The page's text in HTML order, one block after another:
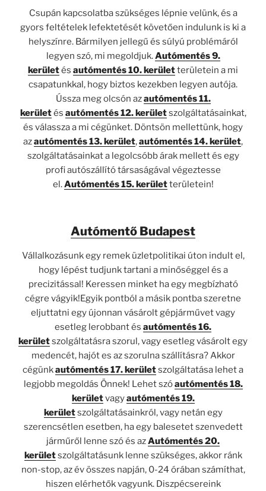
Csupán kapcsolatba szükséges lépnie velünk, és a
gyors feltételek lefektetését követően indulunk is ki a
helyszínre. Bármilyen jellegű és súlyú problémáról
legyen szó, mi megoldjuk.Autómentés 9.
kerületés autómentés 10. kerületterületein a mi
csapatunkkal, hogy biztos kezekben legyen autója.
Ússza meg olcsón azautómentés 11.
kerületés autómentés 12. kerületszolgáltatásainkat,
és válassza a mi cégünket. Döntsön mellettünk, hogy
azautómentés 13. kerület,autómentés 14. kerület,
szolgáltatásainkat a legolcsóbb árak mellett és egy
profi autószállító társaságával végeztesse
el.Autómentés 15. kerületterületein!
Autómentő Budapest
Vállalkozásunk egy remek üzletpolitikai úton indult el,
hogy lépést tudjunk tartani a minőséggel és a
precizitással! Keressen minket ha egy megbízható
cégre vágyik!Egyik pontból a másik pontba szeretne
eljuttatni egy újonnan vásárolt gépjárművet vagy
esetleg lerobbant és autómentés 16.
kerületszolgáltatásra szorul, vagy esetleg vásárolt egy
medencét, hajót es az szorulna szállításra? Akkor
cégünkautómentés 17. kerületszolgáltatása lehet a
legjobb megoldás Önnek! Lehet szóautómentés 18.
kerületvagyautómentés 19.
kerületszolgáltatásainkról, vagy netán egy
szerencsétlen esetben, ha egy balesetet szenvedett
járműről lenne szó és azAutómentés 20.
kerületszolgáltatásunk lenne szükséges, akkor ránk
non-stop, az év összes napján, 0-24 órában számíthat,
hiszen elérhetők vagyunk. Diszpécsereink